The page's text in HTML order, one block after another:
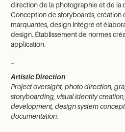
direction de la photographie et de la
Conception de storyboards, création
marquantes, design intégré et
design. Établissement de normes
application.
Artistic Direction
Project oversight, photo direction,
storyboarding, visual identity
development, design system
documentation.